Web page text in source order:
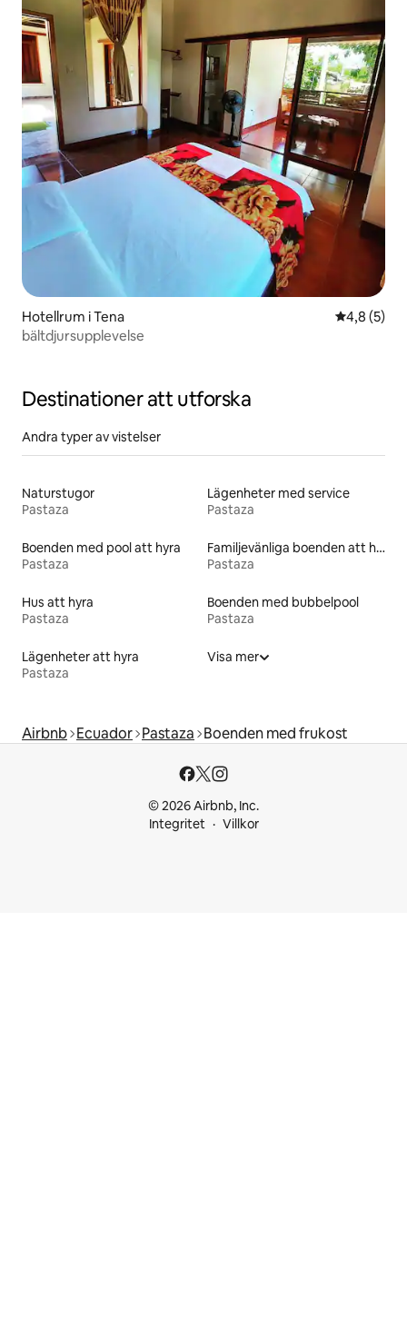
Hotellrum i Tena 4,8 av 5 i
4,8 (5)
bältdjursupplevelse
Destinationer att utforska
Andra typer av vistelser
Naturstugor
Pastaza
Lägenheter med service
Pastaza
Boenden med pool att hyra
Pastaza
Familjevänliga boenden att hyra
Pastaza
Hus att hyra
Pastaza
Boenden med bubbelpool
Pastaza
Lägenheter att hyra
Pastaza
Visa mer
Airbnb Ecuador Pastaza Boenden med frukost
© 2026 Airbnb, Inc.
Integritet
Villkor